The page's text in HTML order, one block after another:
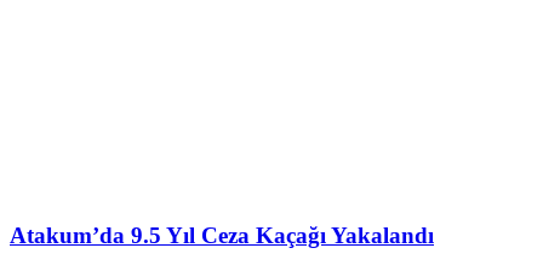
Atakum’da 9.5 Yıl Ceza Kaçağı Yakalandı